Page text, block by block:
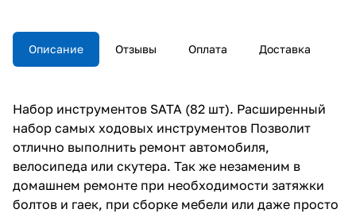
Описание Отзывы Оплата Доставка
Набор инструментов SATA (82 шт). Расширенный
набор самых ходовых инструментов Позволит
отлично выполнить ремонт автомобиля,
велосипеда или скутера. Так же незаменим в
домашнем ремонте при необходимости затяжки
болтов и гаек, при сборке мебели или даже просто